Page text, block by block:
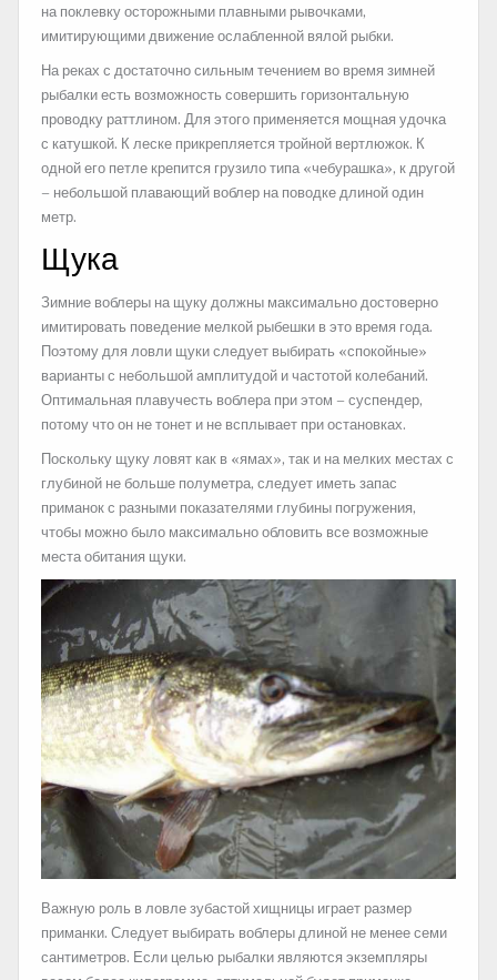
на поклевку осторожными плавными рывочками,
имитирующими движение ослабленной вялой рыбки.
На реках с достаточно сильным течением во время зимней
рыбалки есть возможность совершить горизонтальную
проводку раттлином. Для этого применяется мощная удочка
с катушкой. К леске прикрепляется тройной вертлюжок. К
одной его петле крепится грузило типа «чебурашка», к другой
– небольшой плавающий воблер на поводке длиной один
метр.
Щука
Зимние воблеры на щуку должны максимально достоверно
имитировать поведение мелкой рыбешки в это время года.
Поэтому для ловли щуки следует выбирать «спокойные»
варианты с небольшой амплитудой и частотой колебаний.
Оптимальная плавучесть воблера при этом – суспендер,
потому что он не тонет и не всплывает при остановках.
Поскольку щуку ловят как в «ямах», так и на мелких местах с
глубиной не больше полуметра, следует иметь запас
приманок с разными показателями глубины погружения,
чтобы можно было максимально обловить все возможные
места обитания щуки.
Важную роль в ловле зубастой хищницы играет размер
приманки. Следует выбирать воблеры длиной не менее семи
сантиметров. Если целью рыбалки являются экземпляры